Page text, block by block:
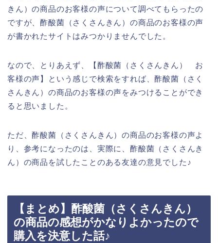
きん）の商品のお客様の声について調べてもらったの
ですが、酢酸菌（さくさんきん）の商品のお客様の声
が書かれたサイトはみつかりませんでした。
なので、とりあえず、【酢酸菌（さくさんきん） お
客様の声】という感じで検索をすれば、酢酸菌（さく
さんきん）の商品のお客様の声をみつけることができ
ると思いました。
ただ、酢酸菌（さくさんきん）の商品のお客様の声よ
り、参考になったのは、実際に、酢酸菌（さくさんき
ん）の商品を試したことのある友達の意見でした♪
【まとめ】酢酸菌（さくさんきん）
の商品の感想がかなりよかったので
購入を決意した話♪